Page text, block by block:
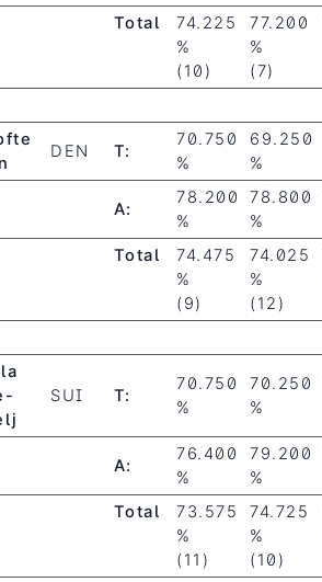
Total
74.225
%
(10)
77.200
%
(7)
DEN T:
70.750
%
69.250
%
A:
78.200
%
78.800
%
Total
74.475
%
(9)
74.025
%
(12)
SUI T:
70.750
%
70.250
%
A:
76.400
%
79.200
%
Total
73.575
%
(11)
74.725
%
(10)